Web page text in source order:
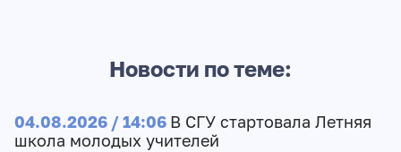
Новости по теме:
04.08.2026 / 14:06 В СГУ стартовала Летняя
школа молодых учителей